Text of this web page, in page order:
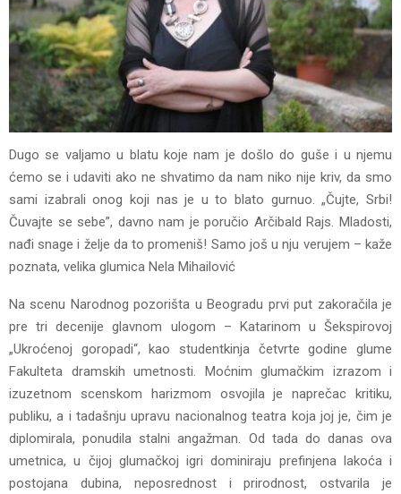
Dugo se valjamo u blatu koje nam je došlo do guše i u njemu
ćemo se i udaviti ako ne shvatimo da nam niko nije kriv, da smo
sami izabrali onog koji nas je u to blato gurnuo. „Čujte, Srbi!
Čuvajte se sebe”, davno nam je poručio Arčibald Rajs. Mladosti,
nađi snage i želje da to promeniš! Samo još u nju verujem – kaže
poznata, velika glumica Nela Mihailović
Na scenu Narodnog pozorišta u Beogradu prvi put zakoračila je
pre tri decenije glavnom ulogom – Katarinom u Šekspirovoj
„Ukroćenoj goropadi“, kao studentkinja četvrte godine glume
Fakulteta dramskih umetnosti. Moćnim glumačkim izrazom i
izuzetnom scenskom harizmom osvojila je naprečac kritiku,
publiku, a i tadašnju upravu nacionalnog teatra koja joj je, čim je
diplomirala, ponudila stalni angažman. Od tada do danas ova
umetnica, u čijoj glumačkoj igri dominiraju prefinjena lakoća i
postojana dubina, neposrednost i prirodnost, ostvarila je